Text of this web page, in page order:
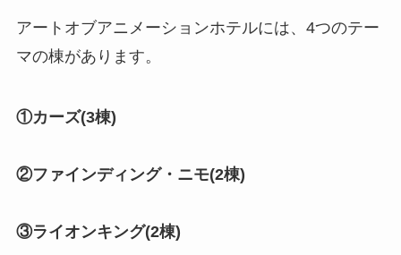
アートオブアニメーションホテルには、4つのテー
マの棟があります。
①カーズ(3棟)
②ファインディング・ニモ(2棟)
③ライオンキング(2棟)